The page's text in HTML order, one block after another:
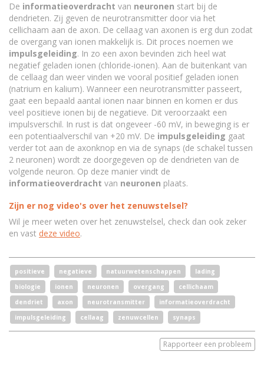
De informatieoverdracht van neuronen start bij de
dendrieten. Zij geven de neurotransmitter door via het
cellichaam aan de axon. De cellaag van axonen is erg dun zodat
de overgang van ionen makkelijk is. Dit proces noemen we
impulsgeleiding. In zo een axon bevinden zich heel wat
negatief geladen ionen (chloride-ionen). Aan de buitenkant van
de cellaag dan weer vinden we vooral positief geladen ionen
(natrium en kalium). Wanneer een neurotransmitter passeert,
gaat een bepaald aantal ionen naar binnen en komen er dus
veel positieve ionen bij de negatieve. Dit veroorzaakt een
impulsverschil. In rust is dat ongeveer -60 mV, in beweging is er
een potentiaalverschil van +20 mV. De impulsgeleiding gaat
verder tot aan de axonknop en via de synaps (de schakel tussen
2 neuronen) wordt ze doorgegeven op de dendrieten van de
volgende neuron. Op deze manier vindt de
informatieoverdracht van neuronen plaats.
Zijn er nog video's over het zenuwstelsel?
Wil je meer weten over het zenuwstelsel, check dan ook zeker
en vast deze video.
positieve negatieve natuurwetenschappen
lading
biologie
ionen neuronen overgang
cellichaam
dendriet
axon neurotransmitter
informatieoverdracht
impulsgeleiding
cellaag zenuwcellen synaps
Rapporteer een probleem